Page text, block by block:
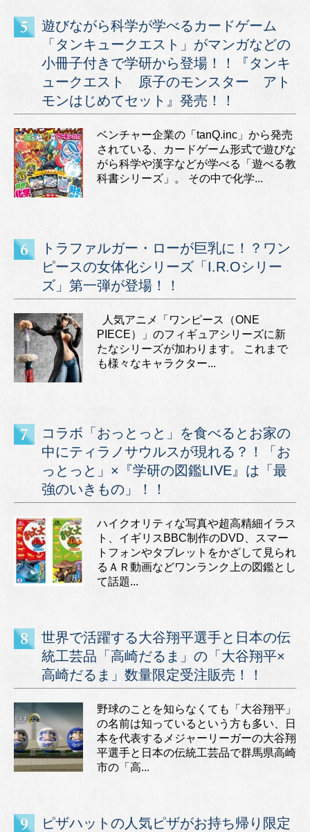
遊びながら科学が学べるカードゲーム
「タンキュークエスト」がマンガなどの
小冊子付きで学研から登場！！『タンキ
ュークエスト 原子のモンスター アト
モンはじめてセット』発売！！
ベンチャー企業の「tanQ.inc」から発売
されている、カードゲーム形式で遊びな
がら科学や漢字などが学べる「遊べる教
科書シリーズ」。 その中で化学...
トラファルガー・ローが巨乳に！？ワン
ピースの女体化シリーズ「I.R.Oシリー
ズ」第一弾が登場！！
人気アニメ「ワンピース（ONE
PIECE）」のフィギュアシリーズに新
たなシリーズが加わります。 これまで
も様々なキャラクター...
コラボ「おっとっと」を食べるとお家の
中にティラノサウルスが現れる？！「お
っとっと」×『学研の図鑑LIVE』は「最
強のいきもの」！！
ハイクオリティな写真や超高精細イラス
ト、イギリスBBC制作のDVD、スマー
トフォンやタブレットをかざして見られ
るＡＲ動画などワンランク上の図鑑とし
て話題...
世界で活躍する大谷翔平選手と日本の伝
統工芸品「高崎だるま」の「大谷翔平×
高崎だるま」数量限定受注販売！！
野球のことを知らなくても「大谷翔平」
の名前は知っているという方も多い、日
本を代表するメジャーリーガーの大谷翔
平選手と日本の伝統工芸品で群馬県高崎
市の「高...
ピザハットの人気ピザがお持ち帰り限定